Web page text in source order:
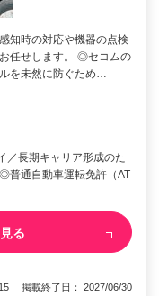
知時の対応や機器の点検
任せします。 ◎セコムの
を未然に防ぐため…
／長期キャリア形成のた
通自動車運転免許（AT
る
掲載終了日： 2027/06/30